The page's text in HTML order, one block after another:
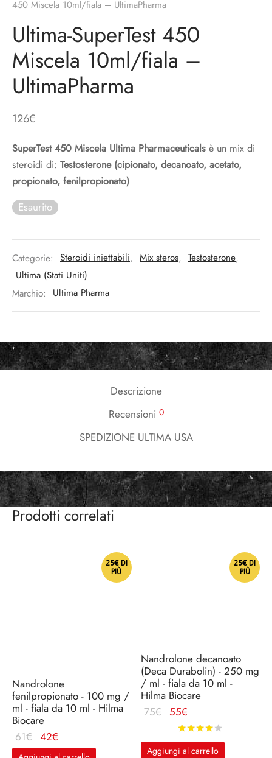
450 Miscela 10ml/fiala – UltimaPharma
Ultima-SuperTest 450
Miscela 10ml/fiala –
UltimaPharma
126€
SuperTest 450 Miscela Ultima Pharmaceuticals è un mix di
steroidi di: Testosterone (cipionato, decanoato, acetato,
propionato, fenilpropionato)
Esaurito
Categorie: Steroidi iniettabili, Mix steros, Testosterone,
Ultima (Stati Uniti)
Marchio: Ultima Pharma
Descrizione
Recensioni 0
SPEDIZIONE ULTIMA USA
Prodotti correlati
25€ DI
PIÙ
Nandrolone
fenilpropionato - 100 mg /
ml - fiala da 10 ml - Hilma
Biocare
61€ Il
prezzo
42€
prezzo
25€ DI
PIÙ
Nandrolone decanoato
(Deca Durabolin) - 250 mg
/ ml - fiala da 10 ml -
Hilma Biocare
75€ Il
prezzo
originale
55€
prezzo
attuale
Aggiungi al carrello